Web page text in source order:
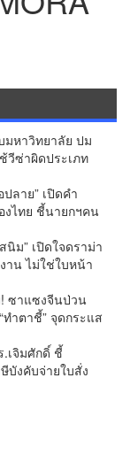
มหาวิทยาลัย ปม
วีซ่าผิดประเภท
ลาย” เปิดคำ
งไทย ชี้นายกฯคน
ใหม่ โปรไฟล์
บอก
นิม” เปิดใจดราม่า
าน ไม่ใช่ใบหน้า
ะวังผิดกฎหมาย
ซาแซงจีนป่วน
ำตาชี้” จุดกระแส
.เจิมศักดิ์ ชี้
บังคับจ่ายใบสั่ง
นก่อนศาลตัดสิน